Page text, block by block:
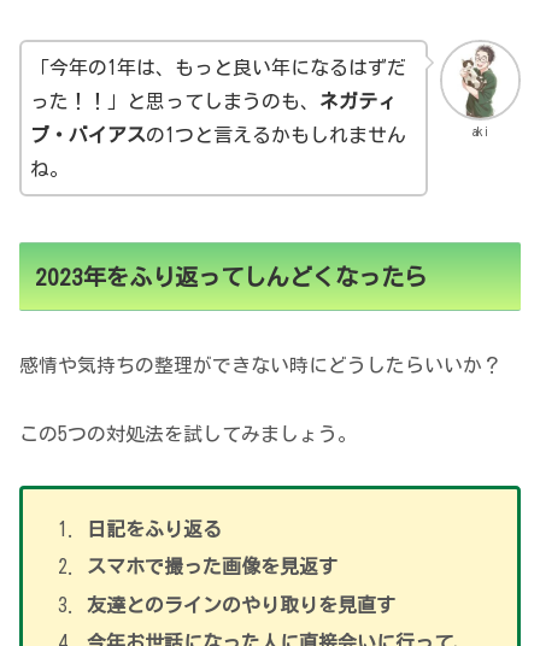
aki
「今年の1年は、もっと良い年になるはずだ
った！！」と思ってしまうのも、 ネガティ
ブ・バイアスの1つと言えるかもしれません
ね。
2023年をふり返ってしんどくなったら
感情や気持ちの整理ができない時にどうしたらいいか？
この5つの対処法を試してみましょう。
日記をふり返る
スマホで撮った画像を見返す
友達とのラインのやり取りを見直す
今年お世話になった人に直接会いに行って、